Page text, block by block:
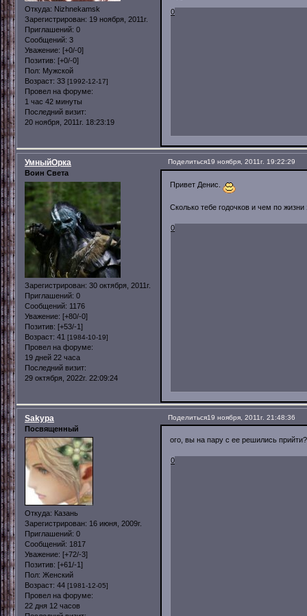
Откуда: Nizhnekamsk
Зарегистрирован: 19 ноября, 2011г.
Приглашений: 0
Сообщений: 3
Уважение: [+0/-0]
Позитив: [+0/-0]
Пол: Мужской
Возраст: 33 [1992-12-17]
Провел на форуме:
1 час 42 минуты
Последний визит:
20 ноября, 2011г. 18:23:19
0
Поделиться19 ноября, 2011г. 19:22:29
УмныйОрка
Воин Света
Зарегистрирован: 30 октября, 2011г.
Приглашений: 0
Сообщений: 1176
Уважение: [+80/-0]
Позитив: [+53/-1]
Возраст: 41 [1984-10-19]
Провел на форуме:
19 дней 22 часа
Последний визит:
29 октября, 2022г. 22:09:24
Привет Денис.
Сколько тебе годочков и чем по
0
Поделиться19 ноября, 2011г. 21:48:36
Sakypa
Посвященный
Откуда: Казань
Зарегистрирован: 16 июня, 2009г.
Приглашений: 0
Сообщений: 1817
Уважение: [+72/-3]
Позитив: [+61/-1]
Пол: Женский
Возраст: 44 [1981-12-05]
Провел на форуме:
22 дня 12 часов
ого, вы на пару с ее решились
0